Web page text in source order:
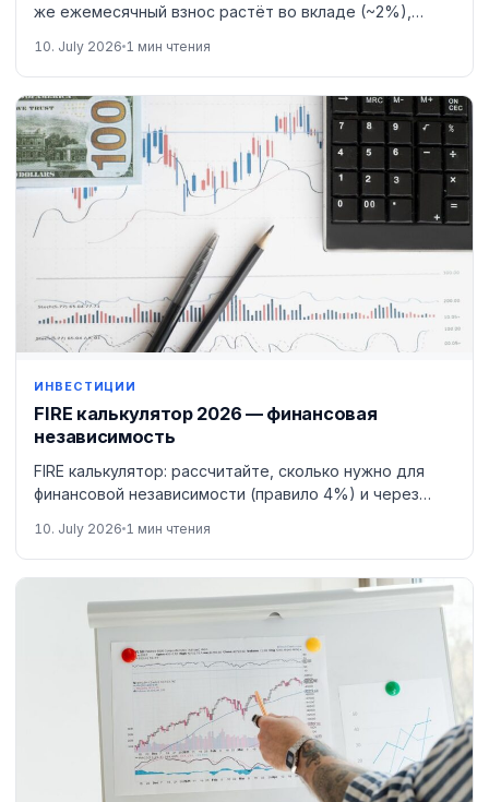
же ежемесячный взнос растёт во вкладе (~2%),
10. July 2026 1 мин чтения
ИНВЕСТИЦИИ
FIRE калькулятор 2026 — финансовая
независимость
FIRE калькулятор: рассчитайте, сколько нужно для
финансовой независимости (правило 4%) и через
10. July 2026 1 мин чтения